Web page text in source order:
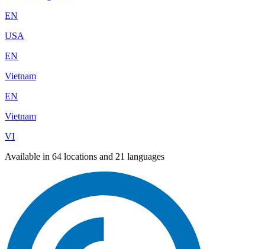
EN
USA
EN
Vietnam
EN
Vietnam
VI
Available in 64 locations and 21 languages